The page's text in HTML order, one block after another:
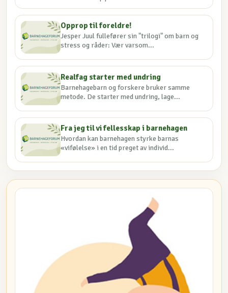
Opprop til foreldre!
Jesper Juul fullefører sin "trilogi" om barn og
stress og råder: Vær varsom...
Realfag starter med undring
Barnehagebarn og forskere bruker samme
metode. De starter med undring, lage...
Fra jeg til vi fellesskap i barnehagen
Hvordan kan barnehagen styrke barnas
«vifølelse» i en tid preget av individ...